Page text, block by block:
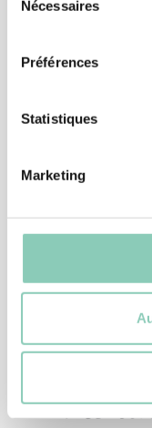
Nécessaires
Préférences
Statistiques
Marketing
SABOT